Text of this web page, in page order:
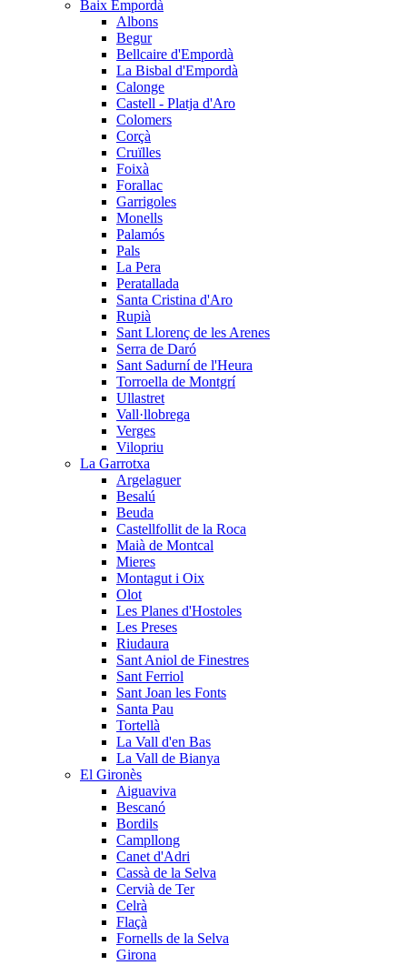
Baix Empordà
Albons
Begur
Bellcaire d'Empordà
La Bisbal d'Empordà
Calonge
Castell - Platja d'Aro
Colomers
Corçà
Cruïlles
Foixà
Forallac
Garrigoles
Monells
Palamós
Pals
La Pera
Peratallada
Santa Cristina d'Aro
Rupià
Sant Llorenç de les Arenes
Serra de Daró
Sant Sadurní de l'Heura
Torroella de Montgrí
Ullastret
Vall·llobrega
Verges
Vilopriu
La Garrotxa
Argelaguer
Besalú
Beuda
Castellfollit de la Roca
Maià de Montcal
Mieres
Montagut i Oix
Olot
Les Planes d'Hostoles
Les Preses
Riudaura
Sant Aniol de Finestres
Sant Ferriol
Sant Joan les Fonts
Santa Pau
Tortellà
La Vall d'en Bas
La Vall de Bianya
El Gironès
Aiguaviva
Bescanó
Bordils
Campllong
Canet d'Adri
Cassà de la Selva
Cervià de Ter
Celrà
Flaçà
Fornells de la Selva
Girona